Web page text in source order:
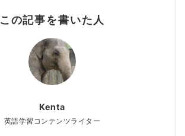
この記事を書いた人
Kenta
英語学習コンテンツライター